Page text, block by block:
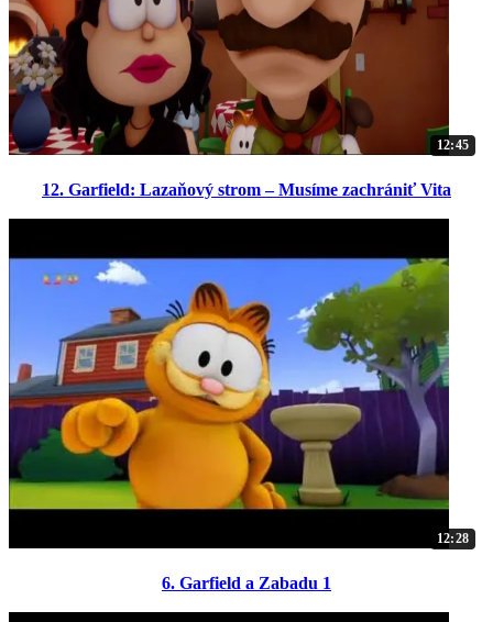
12:45
12. Garfield: Lazaňový strom – Musíme zachrániť Vita
12:28
6. Garfield a Zabadu 1